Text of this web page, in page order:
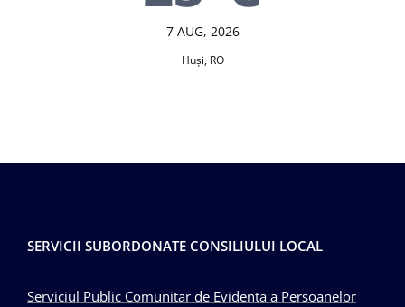
7 AUG, 2026
Huşi, RO
SERVICII SUBORDONATE CONSILIULUI LOCAL
Serviciul Public Comunitar de Evidenta a Persoanelor